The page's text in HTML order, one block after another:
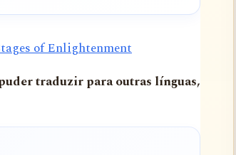
of Enlightenment
traduzir para outras línguas,